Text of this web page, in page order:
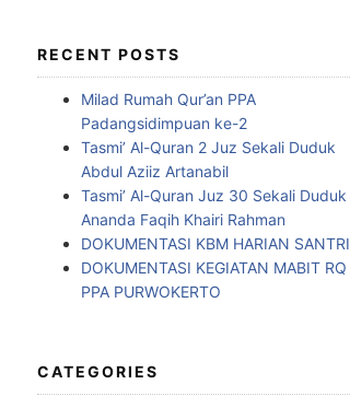
RECENT POSTS
Milad Rumah Qur’an PPA
Padangsidimpuan ke-2
Tasmi’ Al-Quran 2 Juz Sekali Duduk
Abdul Aziiz Artanabil
Tasmi’ Al-Quran Juz 30 Sekali Duduk
Ananda Faqih Khairi Rahman
DOKUMENTASI KBM HARIAN SANTRI
DOKUMENTASI KEGIATAN MABIT RQ
PPA PURWOKERTO
CATEGORIES